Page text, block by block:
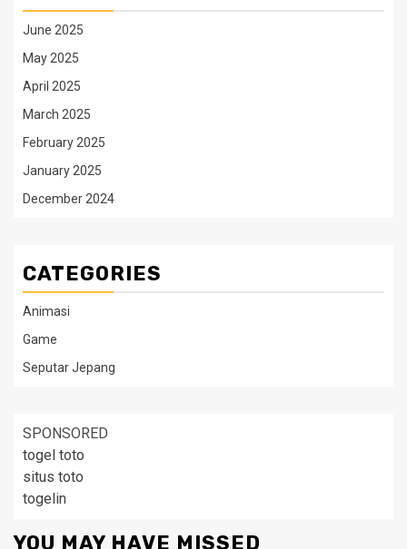
June 2025
May 2025
April 2025
March 2025
February 2025
January 2025
December 2024
CATEGORIES
Animasi
Game
Seputar Jepang
SPONSORED
togel toto
situs toto
togelin
YOU MAY HAVE MISSED